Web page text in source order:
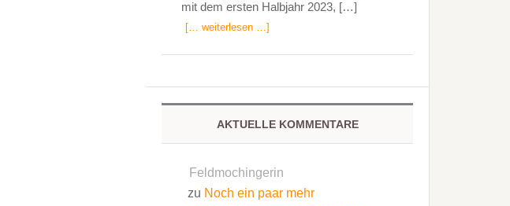
mit dem ersten Halbjahr 2023, […]
[… weiterlesen …]
AKTUELLE KOMMENTARE
Feldmochingerin
zu Noch ein paar mehr